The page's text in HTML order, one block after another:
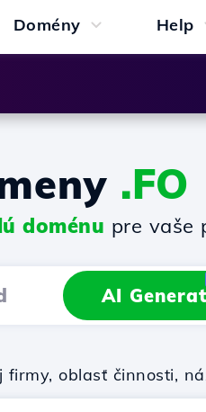
Domény Help
.FO
doménu pre vaše
AI
oblasť činnosti,